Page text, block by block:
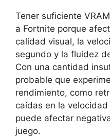
Tener suficiente
a Fortnite porque
calidad visual, la
segundo y la fluidez
Con una cantidad
probable que
rendimiento, como
caídas en la
puede afectar
juego.